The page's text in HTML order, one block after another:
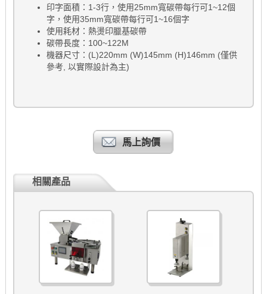
印字面積：1-3行，使用25mm寬碳帶每行可1~12個
字，使用35mm寬碳帶每行可1~16個字
使用耗材：熱燙印臘基碳帶
碳帶長度：100~122M
機器尺寸：(L)220mm (W)145mm (H)146mm (僅供
參考, 以實際設計為主)
馬上詢價
相關產品